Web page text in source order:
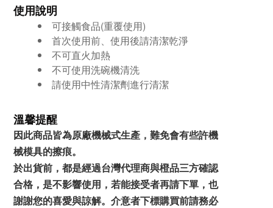
使用說明
可接觸食品(重覆使用)
首次使用前、使用後請清潔乾淨
不可直火加熱
不可使用洗碗機清洗
請使用中性清潔劑進行清潔
溫馨提醒
因此商品皆為原廠機械式生產，難免會有些許機
械模具的擦痕。
於出貨前，都是經過台灣代理商與橙品三方確認
合格，是不影響使用，若能接受者再請下單，也
謝謝您的喜愛與諒解。 介意者下標購買前請務必